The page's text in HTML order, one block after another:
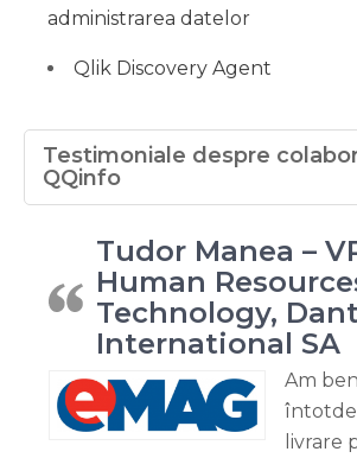
administrarea datelor
Qlik Discovery Agent
Testimoniale despre
QQinfo
Tudor Manea –
Human
Technology,
International SA
Am
livrare